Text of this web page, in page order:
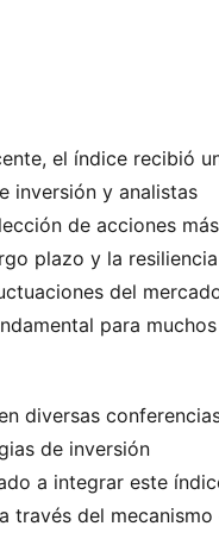
el índice recibió
inversión y analistas
de acciones más
plazo y la resiliencia
del
para muchos
diversas
de inversión
a integrar este
través del mecanismo